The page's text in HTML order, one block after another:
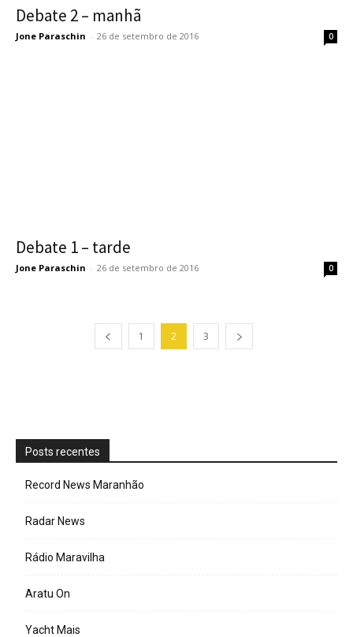
Debate 2 – manhã
Jone Paraschin - 26 de setembro de 2016 0
Debate 1 – tarde
Jone Paraschin - 26 de setembro de 2016 0
1 2 3
Posts recentes
Record News Maranhão
Radar News
Rádio Maravilha
Aratu On
Yacht Mais